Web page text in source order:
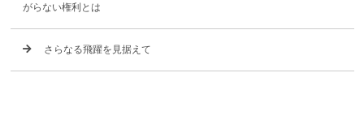
がらない権利とは
さらなる飛躍を見据えて